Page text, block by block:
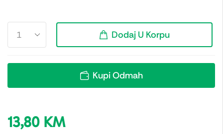
Dodaj U Korpu
Kupi Odmah
13,80 KM